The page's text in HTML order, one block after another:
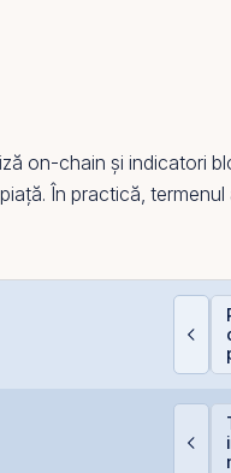
on-chain și indicatori
În practică,